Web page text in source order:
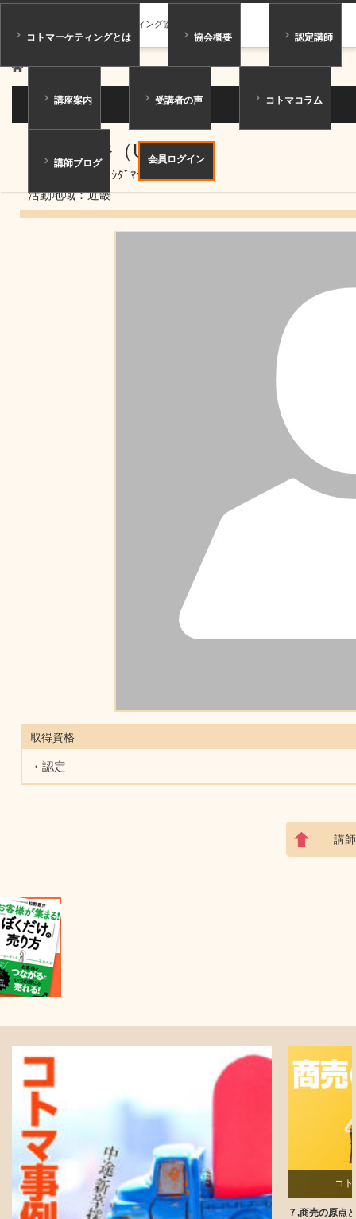
一般社団法人コトマーケティング協会
コトマーケティングとは 協会概要 認定講師
講座案内 受講者の声 コトマコラム
講師ブログ 会員ログイン
ホーム 講師紹介
講師紹介
至田 昌裕（Un） （ ）
ニックネーム：ｼﾀﾞﾏｻﾋﾛ
活動地域：近畿
取得資格
・認定
講
コ
７,商売の原点